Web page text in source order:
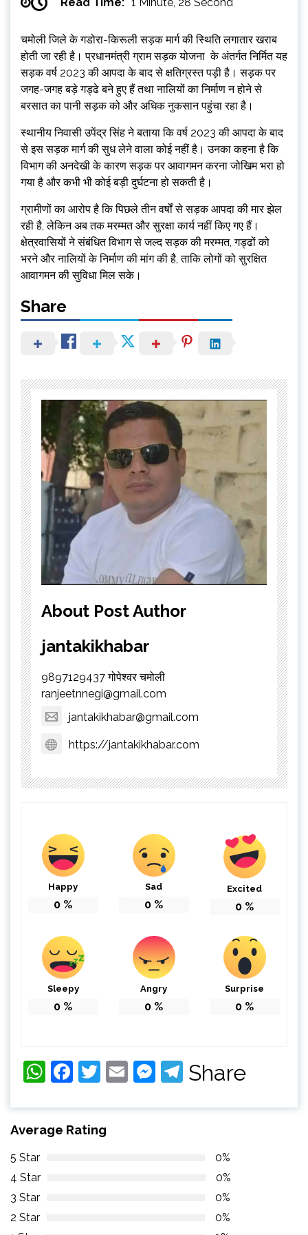
चमोली जिले के गडोरा-किरूली सड़क मार्ग की स्थिति लगातार खराब
होती जा रही है। प्रधानमंत्री ग्राम सड़क योजना के अंतर्गत निर्मित यह
सड़क वर्ष 2023 की आपदा के बाद से क्षतिग्रस्त पड़ी है। सड़क पर
जगह-जगह बड़े गड्ढे बने हुए हैं तथा नालियों का निर्माण न होने से
बरसात का पानी सड़क को और अधिक नुकसान पहुंचा रहा है।
स्थानीय निवासी उपेंद्र सिंह ने बताया कि वर्ष 2023 की आपदा के बाद
से इस सड़क मार्ग की सुध लेने वाला कोई नहीं है। उनका कहना है कि
विभाग की अनदेखी के कारण सड़क पर आवागमन करना जोखिम भरा हो
गया है और कभी भी कोई बड़ी दुर्घटना हो सकती है।
ग्रामीणों का आरोप है कि पिछले तीन वर्षों से सड़क आपदा की मार झेल
रही है, लेकिन अब तक मरम्मत और सुरक्षा कार्य नहीं किए गए हैं।
क्षेत्रवासियों ने संबंधित विभाग से जल्द सड़क की मरम्मत, गड्ढों को
भरने और नालियों के निर्माण की मांग की है, ताकि लोगों को सुरक्षित
आवागमन की सुविधा मिल सके।
Share
About Post Author
jantakikhabar
9897129437 गोपेश्वर चमोली
ranjeetnnegi@gmail.com
jantakikhabar@gmail.com
https://jantakikhabar.com
Happy
0 %
Sad
0 %
Excited
0 %
Sleepy
0 %
Angry
0 %
Surprise
0 %
WhatsApp
Facebook
Twitter
EmailMessenger
Telegram
Share
Average Rating
5 Star
0%
4 Star
0%
3 Star
0%
2 Star
0%